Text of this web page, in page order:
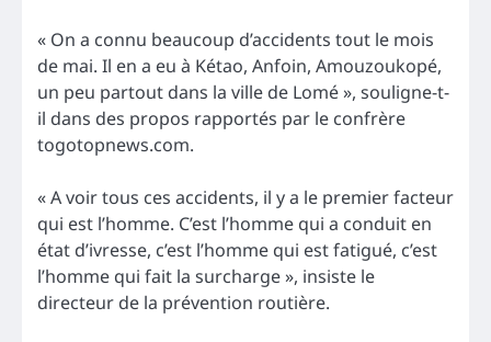
« On a connu beaucoup d’accidents tout le mois
de mai. Il en a eu à Kétao, Anfoin, Amouzoukopé,
un peu partout dans la ville de Lomé », souligne-t-
il dans des propos rapportés par le confrère
togotopnews.com.
« A voir tous ces accidents, il y a le premier facteur
qui est l’homme. C’est l’homme qui a conduit en
état d’ivresse, c’est l’homme qui est fatigué, c’est
l’homme qui fait la surcharge », insiste le
directeur de la prévention routière.